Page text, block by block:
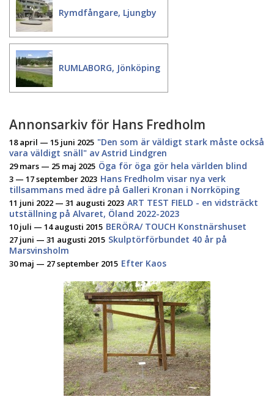
Rymdfångare, Ljungby
RUMLABORG, Jönköping
Annonsarkiv för Hans Fredholm
18 april — 15 juni 2025 "Den som är väldigt stark måste också
vara väldigt snäll" av Astrid Lindgren
29 mars — 25 maj 2025 Öga för öga gör hela världen blind
3 — 17 september 2023 Hans Fredholm visar nya verk
tillsammans med ädre på Galleri Kronan i Norrköping
11 juni 2022 — 31 augusti 2023 ART TEST FIELD - en vidsträckt
utställning på Alvaret, Öland 2022-2023
10 juli — 14 augusti 2015 BERÖRA/ TOUCH Konstnärshuset
27 juni — 31 augusti 2015 Skulptörförbundet 40 år på
Marsvinsholm
30 maj — 27 september 2015 Efter Kaos